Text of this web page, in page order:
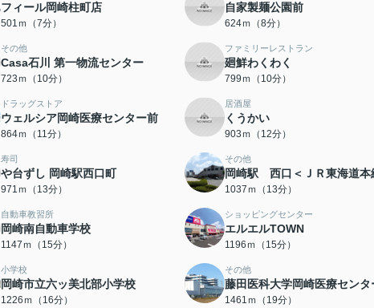
フィール岡崎柱町店
501ｍ（7分）
自家製麺公園前
624ｍ（8分）
その他
Casa石川 第一物流センター
723ｍ（10分）
ファミリーレストラン
廻鮮わくわく
799ｍ（10分）
ドラッグストア
ウェルシア岡崎医療センター前
864ｍ（11分）
居酒屋
くうかい
903ｍ（12分）
寿司
や台ずし 岡崎駅西口町
971ｍ（13分）
その他
岡崎駅 西口＜ＪＲ東海道本
1037ｍ（13分）
自動車教習所
岡崎南自動車学校
1147ｍ（15分）
ショッピングセンター
エルエルTOWN
1196ｍ（15分）
小学校
岡崎市立六ッ美北部小学校
1226ｍ（16分）
その他
藤田医科大学岡崎医療センタ
1461ｍ（19分）